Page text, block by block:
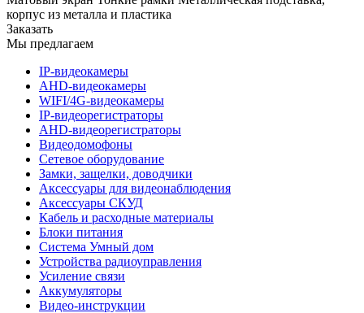
корпус из металла и пластика
Заказать
Мы предлагаем
IP-видеокамеры
AHD-видеокамеры
WIFI/4G-видеокамеры
IP-видеорегистраторы
AHD-видеорегистраторы
Видеодомофоны
Сетевое оборудование
Замки, защелки, доводчики
Аксессуары для видеонаблюдения
Аксессуары СКУД
Кабель и расходные материалы
Блоки питания
Система Умный дом
Устройства радиоуправления
Усиление связи
Аккумуляторы
Видео-инструкции